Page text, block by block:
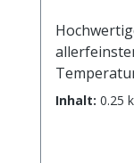
15
Inhalt: 0.25